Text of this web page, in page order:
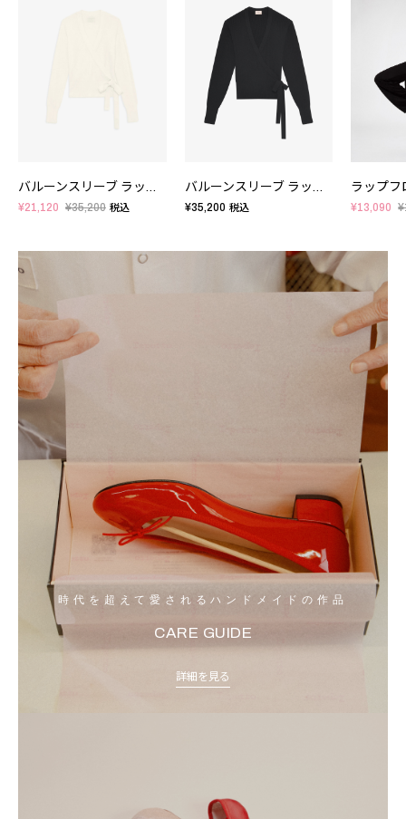
バルーンスリーブ ラップトップ
¥21,120 ¥35,200 税込
バルーンスリーブ ラップトップ
¥35,200 税込
ラップフ
¥13,090
時代を超えて愛されるハンドメイドの作品
CARE GUIDE
詳細を見る